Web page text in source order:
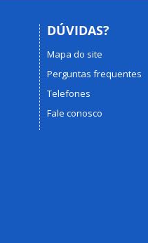
DÚVIDAS?
Mapa do site
Perguntas frequentes
Telefones
Fale conosco